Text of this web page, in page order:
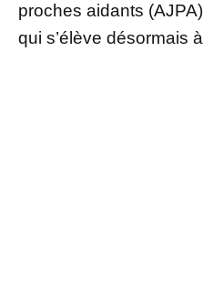
proches aidants
qui s’élève désormais